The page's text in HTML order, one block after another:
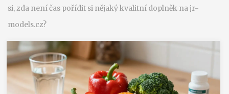
si, zda není čas pořídit si nějaký kvalitní doplněk na jr-
models.cz?